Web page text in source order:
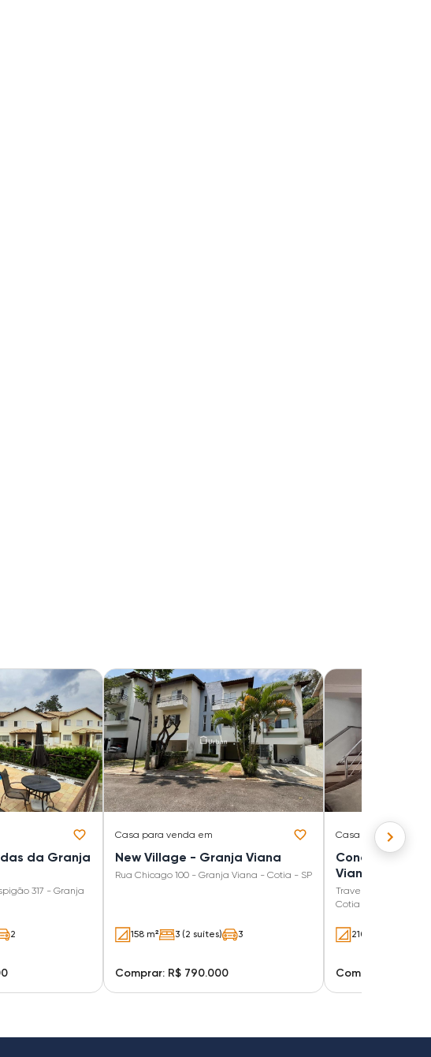
da Granja
317 - Granja
2
Casa para venda em
New Village - Granja Viana
Rua Chicago 100 - Granja Viana - Cotia - SP
158 m² 3 (2 suítes) 3
Comprar: R$ 790.000
Casa para venda
Condomínio
Viana
Travessa Monte
Cotia - SP
210 m²
Comprar: R$